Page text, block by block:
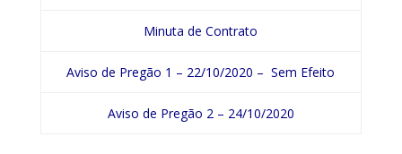
Minuta de Contrato
Aviso de Pregão 1 – 22/10/2020 – Sem Efeito
Aviso de Pregão 2 – 24/10/2020